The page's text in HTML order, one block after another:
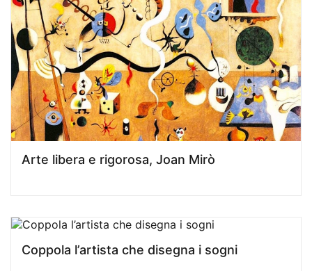
Arte libera e rigorosa, Joan Mirò
Coppola l’artista che disegna i sogni